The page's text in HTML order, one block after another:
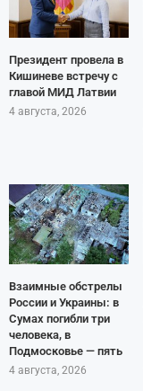
Президент провела в
Кишиневе встречу с
главой МИД Латвии
4 августа, 2026
Взаимные обстрелы
России и Украины: в
Сумах погибли три
человека, в
Подмосковье — пять
4 августа, 2026